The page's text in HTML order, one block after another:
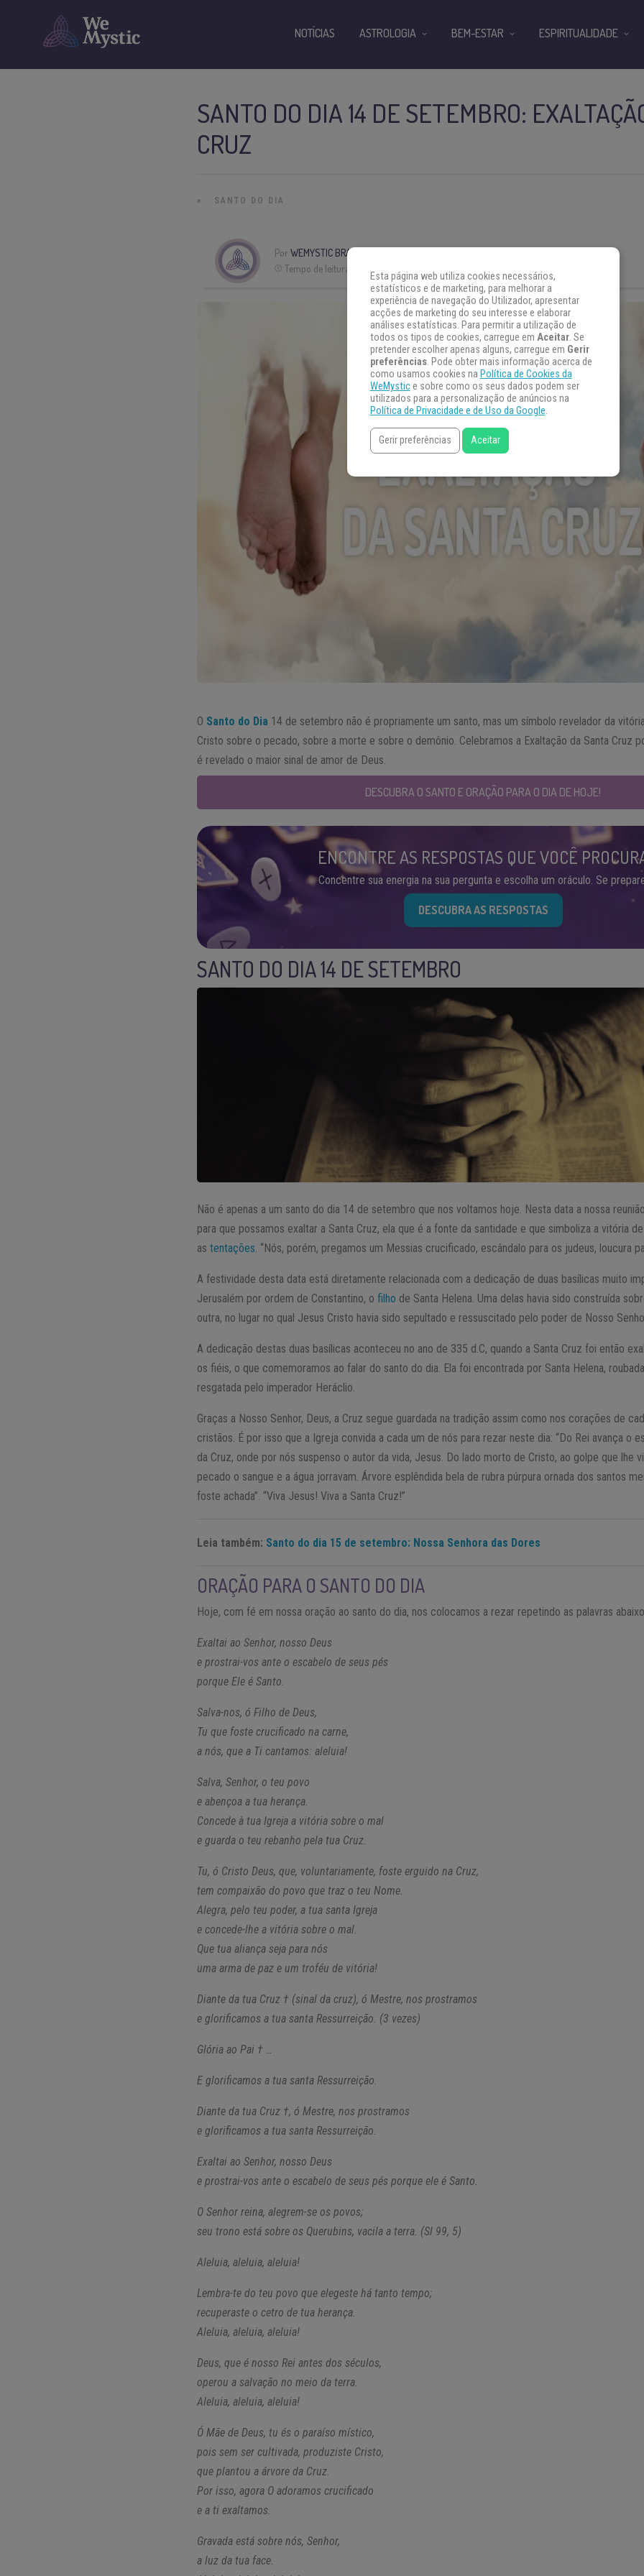
SANTO DO DIA 14 DE SETEMBRO:
CRUZ
» SANTO DO DIA
Por WEMYSTIC BRASIL
Tempo de leitura:
O Santo do Dia 14 de setembro não é propriamente um santo, mas um símbolo revelador da
Cristo sobre o pecado, sobre a morte e sobre o demônio. Celebramos a Exaltação da Santa Cruz
é revelado o maior sinal de amor de Deus.
DESCUBRA O SANTO E ORAÇÃO PARA O DIA DE HOJE!
ENCONTRE AS RESPOSTAS QUE VOCÊ
Concentre sua energia na sua pergunta e escolha um oráculo. Se
DESCUBRA AS RESPOSTAS
SANTO DO DIA 14 DE SETEMBRO
Não é apenas a um santo do dia 14 de setembro que nos voltamos hoje. Nesta data a nossa
para que possamos exaltar a Santa Cruz, ela que é a fonte da santidade e que simboliza a vitória
astentações. “Nós, porém, pregamos um Messias crucificado, escândalo para os judeus, loucura
A festividade desta data está diretamente relacionada com a dedicação de duas basílicas muito
Jerusalém por ordem de Constantino, ofilho de Santa Helena. Uma delas havia sido construída
outra, no lugar no qual Jesus Cristo havia sido sepultado e ressuscitado pelo poder de Nosso
A dedicação destas duas basílicas aconteceu no ano de 335 d.C, quando a Santa Cruz foi então
os fiéis, o que comemoramos ao falar do santo do dia. Ela foi encontrada por Santa Helena,
resgatada pelo imperador Heráclio.
Graças a Nosso Senhor, Deus, a Cruz segue guardada na tradição assim como nos corações de
cristãos. É por isso que a Igreja convida a cada um de nós para rezar neste dia: “Do Rei avança o
da Cruz, onde por nós suspenso o autor da vida, Jesus. Do lado morto de Cristo, ao golpe que lhe
pecado o sangue e a água jorravam. Árvore esplêndida bela de rubra púrpura ornada dos santos
foste achada”. “Viva Jesus! Viva a Santa Cruz!”
Leia também: Santo do dia 15 de setembro: Nossa Senhora das Dores
ORAÇÃO PARA O SANTO DO DIA
Hoje, com fé em nossa oração ao santo do dia, nos colocamos a rezar repetindo as palavras
Exaltai ao Senhor, nosso Deus
e prostrai-vos ante o escabelo de seus pés
porque Ele é Santo.
Salva-nos, ó Filho de Deus,
Tu que foste crucificado na carne,
a nós, que a Ti cantamos: aleluia!
Salva, Senhor, o teu povo
e abençoa a tua herança.
Concede à tua Igreja a vitória sobre o mal
e guarda o teu rebanho pela tua Cruz.
Tu, ó Cristo Deus, que, voluntariamente, foste erguido na Cruz,
tem compaixão do povo que traz o teu Nome.
Alegra, pelo teu poder, a tua santa Igreja
e concede-lhe a vitória sobre o mal.
Que tua aliança seja para nós
uma arma de paz e um troféu de vitória!
Diante da tua Cruz † (sinal da cruz), ó Mestre, nos prostramos
e glorificamos a tua santa Ressurreição. (3 vezes)
Glória ao Pai † …
E glorificamos a tua santa Ressurreição.
Diante da tua Cruz †, ó Mestre, nos prostramos
e glorificamos a tua santa Ressurreição.
Exaltai ao Senhor, nosso Deus
e prostrai-vos ante o escabelo de seus pés porque ele é Santo.
O Senhor reina, alegrem-se os povos;
seu trono está sobre os Querubins, vacila a terra. (Sl 99, 5)
Aleluia, aleluia, aleluia!
Lembra-te do teu povo que elegeste há tanto tempo;
recuperaste o cetro de tua herança.
Aleluia, aleluia, aleluia!
Deus, que é nosso Rei antes dos séculos,
operou a salvação no meio da terra.
Aleluia, aleluia, aleluia!
Ó Mãe de Deus, tu és o paraíso místico,
pois sem ser cultivada, produziste Cristo,
que plantou a árvore da Cruz.
Por isso, agora O adoramos crucificado
e a ti exaltamos.
Gravada está sobre nós, Senhor,
a luz da tua face.
NOTÍCIAS ASTROLOGIA BEM-ESTAR ESPIRITUALIDADE
Esta página web utiliza cookies necessários,
estatísticos e de marketing, para melhorar a
experiência de navegação do Utilizador, apresentar
acções de marketing do seu interesse e elaborar
análises estatísticas. Para permitir a utilização de
todos os tipos de cookies, carregue em Aceitar. Se
pretender escolher apenas alguns, carregue em Gerir
preferências. Pode obter mais informação acerca de
como usamos cookies na Política de Cookies da
WeMystice sobre como os seus dados podem ser
utilizados para a personalização de anúncios na
Política de Privacidade e de Uso da Google.
Gerir preferências Aceitar